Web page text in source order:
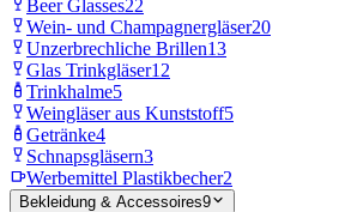
Beer Glasses22
Wein- und Champagnergläser20
Unzerbrechliche Brillen13
Glas Trinkgläser12
Trinkhalme5
Weingläser aus Kunststoff5
Getränke4
Schnapsgläsern3
Werbemittel Plastikbecher2
Bekleidung & Accessoires9